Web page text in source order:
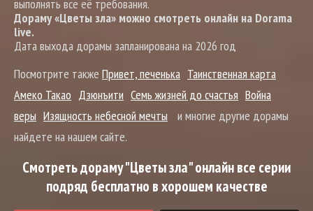
выполнять все её требования.
Дораму «Цветы зла» можно смотреть онлайн на Dorama
live.
Дата выхода дорамы запланирована на 2026 год
Посмотрите также Привет, печенька Таинственная карта
Амеко Такао Дзюнъити Семь жизней до счастья Война
веры Изящность небесной мечты
и многие другие дорамы
найдете на нашем сайте.
Смотреть дораму "Цветы зла" онлайн все серии
подряд бесплатно в хорошем качестве